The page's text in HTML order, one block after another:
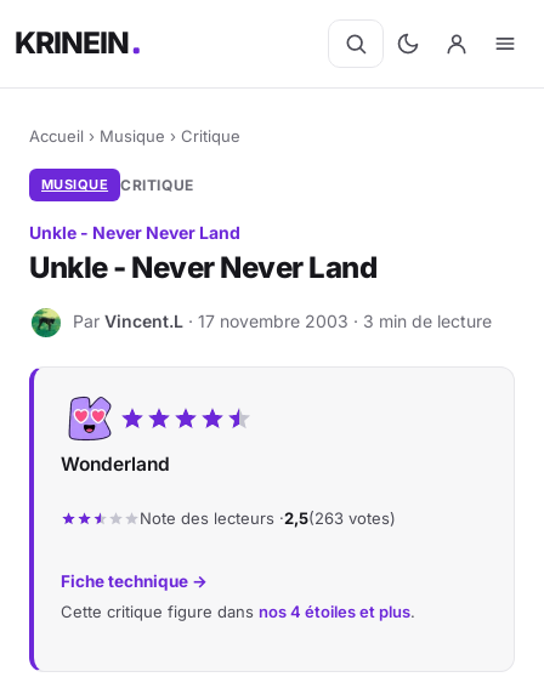
KRINEIN
Accueil › Musique › Critique
MUSIQUE CRITIQUE
Unkle - Never Never Land
Unkle - Never Never Land
V Par Vincent.L · 17 novembre 2003 · 3 min de lecture
Wonderland
Note des lecteurs ·2,5(263 votes)
Fiche technique →
Cette critique figure dans nos 4 étoiles et plus.